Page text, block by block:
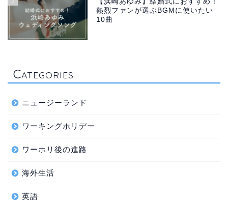
熱烈ファンが選ぶBGMに使いたい
10曲
CATEGORIES
ニュージーランド
ワーキングホリデー
ワーホリ後の進路
海外生活
英語